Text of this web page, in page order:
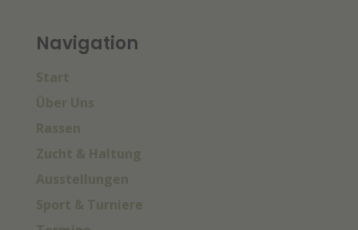
Navigation
Start
Über Uns
Rassen
Zucht & Haltung
Ausstellungen
Sport & Turniere